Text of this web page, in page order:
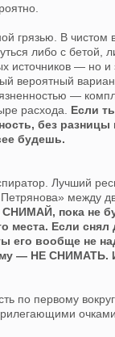
грязью. В
либо с бетой,
источников — но и
вероятный
—
расхода. Если
без
будешь.
Лучший
между
СНИМАЙ, пока не
места. Если снял
его вообще не
— НЕ СНИМАТЬ.
по первому